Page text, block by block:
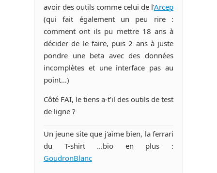
avoir des outils comme celui de l’Arcep
(qui fait également un peu rire :
comment ont ils pu mettre 18 ans à
décider de le faire, puis 2 ans à juste
pondre une beta avec des données
incomplètes et une interface pas au
point…)
Côté FAI, le tiens a-t’il des outils de test
de ligne ?
Un jeune site que j'aime bien, la ferrari
du T-shirt ...bio en plus :
GoudronBlanc